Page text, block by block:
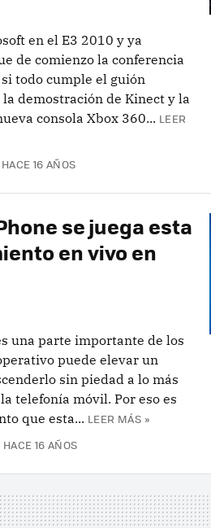
en el E3 2010 y ya
de comienzo la conferencia
todo cumple el guión
demostración de Kinect y la
consola Xbox 360... LEER
HACE 16 AÑOS
se juega esta
en vivo en
una parte importante de los
puede elevar un
sin piedad a lo más
telefonía móvil. Por eso es
que esta... LEER MÁS »
HACE 16 AÑOS